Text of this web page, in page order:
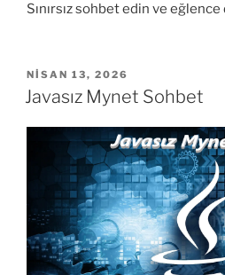
Sınırsız sohbet edin ve
YAYIM
TARIHI
NISAN 13, 2026
Javasız Mynet Sohbet